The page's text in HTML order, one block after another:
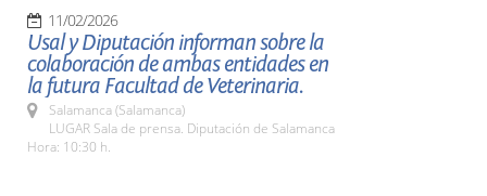
11/02/2026
Usal y Diputación informan sobre la
colaboración de ambas entidades en
la futura Facultad de Veterinaria.
Salamanca (Salamanca)
LUGAR Sala de prensa. Diputación de Salamanca
Hora: 10:30 h.